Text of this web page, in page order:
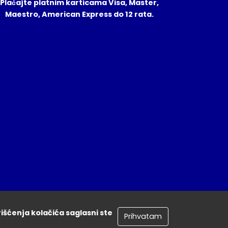
Plaćajte platnim karticama Visa, Master,
Maestro, American Express do 12 rata.
kolačića saglasni ste
Prihvatam